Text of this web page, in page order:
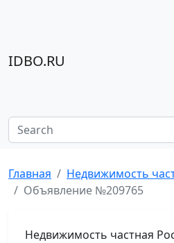
IDBO.RU
Главная
Недвижимость
Объявление №209765
Недвижимость частная